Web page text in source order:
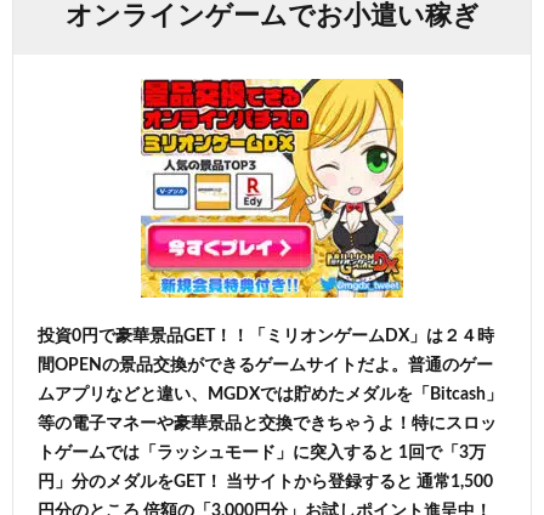
オンラインゲームでお小遣い稼ぎ
投資0円で豪華景品GET！！「ミリオンゲームDX」は２４時
間OPENの景品交換ができるゲームサイトだよ。普通のゲー
ムアプリなどと違い、MGDXでは貯めたメダルを「Bitcash」
等の電子マネーや豪華景品と交換できちゃうよ！特にスロッ
トゲームでは「ラッシュモード」に突入すると 1回で「3万
円」分のメダルをGET！ 当サイトから登録すると 通常1,500
円分のところ 倍額の「3,000円分」お試しポイント進呈中！